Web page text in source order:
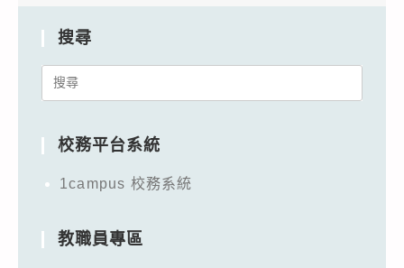
搜尋
Search
校務平台系統
1campus 校務系統
教職員專區